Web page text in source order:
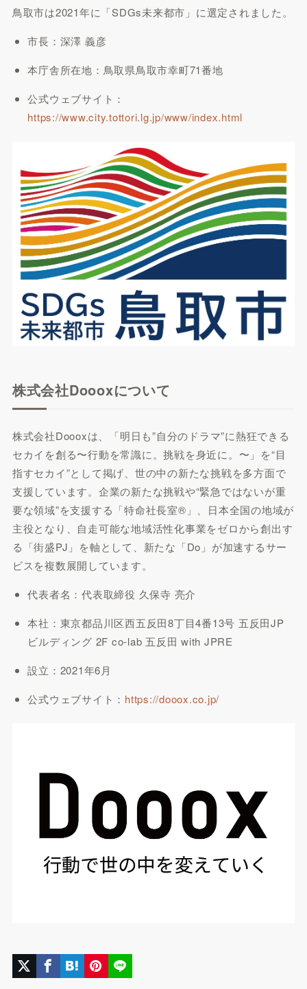
鳥取市は2021年に「SDGs未来都市」に選定されました。
市長：深澤 義彦
本庁舎所在地：鳥取県鳥取市幸町71番地
公式ウェブサイト：
https://www.city.tottori.lg.jp/www/index.html
株式会社Doooxについて
株式会社Doooxは、「明日も”自分のドラマ”に熱狂できる
セカイを創る〜行動を常識に。挑戦を身近に。〜」を“目
指すセカイ”として掲げ、世の中の新たな挑戦を多方面で
支援しています。企業の新たな挑戦や“緊急ではないが重
要な領域”を支援する「特命社長室®」、日本全国の地域が
主役となり、自走可能な地域活性化事業をゼロから創出す
る「街盛PJ」を軸として、新たな「Do」が加速するサー
ビスを複数展開しています。
代表者名：代表取締役 久保寺 亮介
本社：東京都品川区西五反田8丁目4番13号 五反田JP
ビルディング 2F co-lab 五反田 with JPRE
設立：2021年6月
公式ウェブサイト： https://dooox.co.jp/